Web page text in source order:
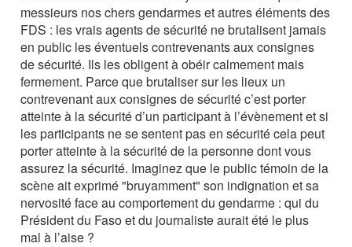
messieurs nos chers gendarmes et autres éléments des
FDS : les vrais agents de sécurité ne brutalisent jamais
en public les éventuels contrevenants aux consignes
de sécurité. Ils les obligent à obéir calmement mais
fermement. Parce que brutaliser sur les lieux un
contrevenant aux consignes de sécurité c’est porter
atteinte à la sécurité d’un participant à l’évènement et si
les participants ne se sentent pas en sécurité cela peut
porter atteinte à la sécurité de la personne dont vous
assurez la sécurité. Imaginez que le public témoin de la
scène ait exprimé "bruyamment" son indignation et sa
nervosité face au comportement du gendarme : qui du
Président du Faso et du journaliste aurait été le plus
mal à l’aise ?